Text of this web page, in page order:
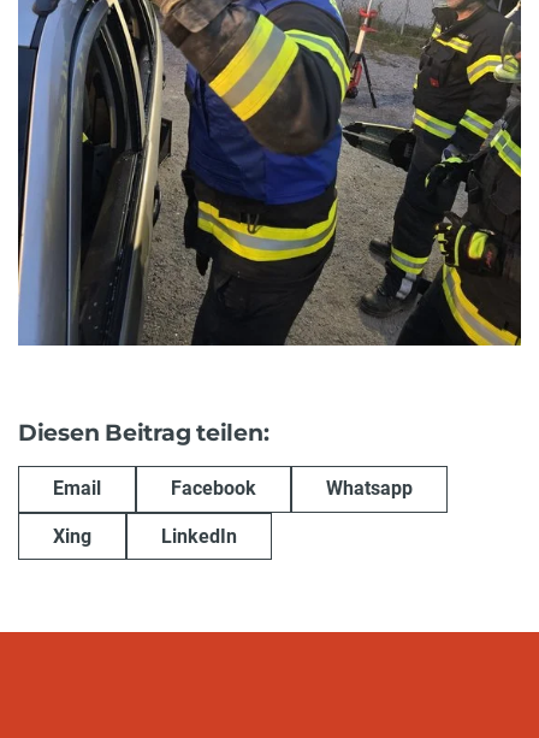
Diesen Beitrag teilen:
Email Facebook Whatsapp
Xing LinkedIn